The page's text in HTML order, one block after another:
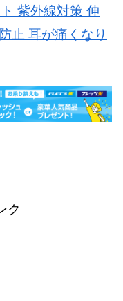
紫外線対策 伸
止 耳が痛くなり
ク